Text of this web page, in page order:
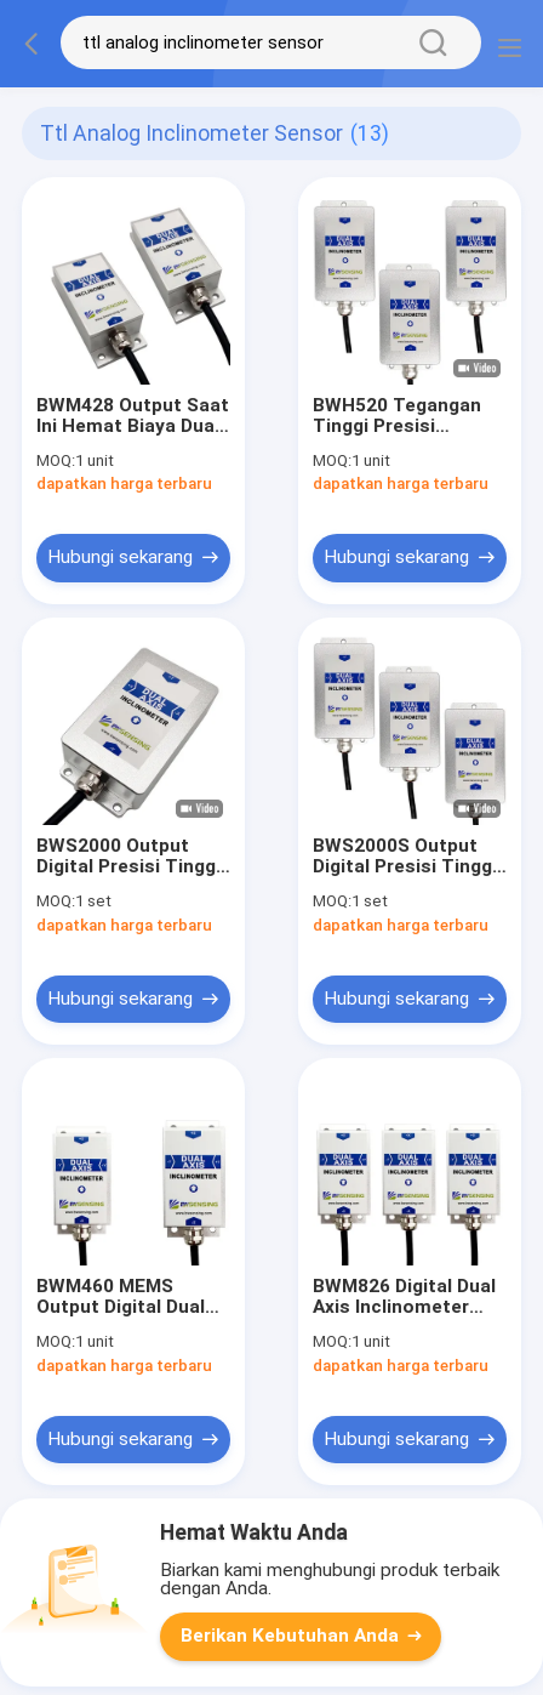
Ttl Analog Inclinometer Sensor (13)
BWM428 Output Saat
Ini Hemat Biaya Dual
Tiltmeter
MOQ:1 unit
dapatkan harga terbaru
Hubungi sekarang
BWH520 Tegangan
Tinggi Presisi
Ganda Akurasi
Tiltmeter 0,003°
MOQ:1 unit
dapatkan harga terbaru
Hubungi sekarang
BWS2000 Output
Digital Presisi Tinggi
Inclinometer Akurasi
Tiltmeter 0,001°
MOQ:1 set
dapatkan harga terbaru
Hubungi sekarang
BWS2000S Output
Digital Presisi Tinggi
Inclinometer
Tiltmeter
MOQ:1 set
dapatkan harga terbaru
Hubungi sekarang
BWM460 MEMS
Output Digital Dual
Hemat Biaya 0-5V/0-
10V/Digital TTL
MOQ:1 unit
dapatkan harga terbaru
Hubungi sekarang
BWM826 Digital Dual
Axis Inclinometer
Opsional Akurasi
Tinggi 0,005 °
MOQ:1 unit
dapatkan harga terbaru
Hubungi sekarang
Hemat Waktu Anda
Biarkan kami menghubungi produk terbaik
dengan Anda.
Berikan Kebutuhan Anda